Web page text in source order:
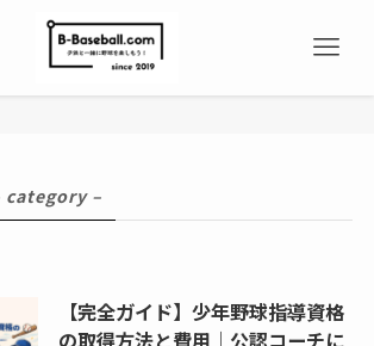
category –
【完全ガイド】少年野球指導資格